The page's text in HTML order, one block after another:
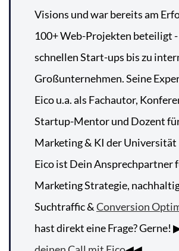
Visions und war bereits am
100+ Web-Projekten beteiligt
schnellen Start-ups bis zu
Großunternehmen. Seine
Eico u.a. als Fachautor,
Startup-Mentor und Dozent
Marketing & KI der Universität
Eico ist Dein Ansprechpartner
Marketing Strategie,
Suchtraffic &Conversion
hast direkt eine Frage? Gerne!